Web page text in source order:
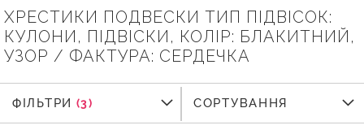
ХРЕСТИКИ ПОДВЕСКИ ТИП ПІДВІСОК:
КУЛОНИ, ПІДВІСКИ, КОЛІР: БЛАКИТНИЙ,
УЗОР / ФАКТУРА: СЕРДЕЧКА
ФІЛЬТРИ
ФІЛЬТРИ СОРТУВАННЯ